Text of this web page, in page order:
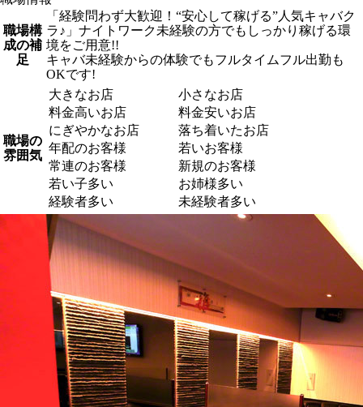
職場構
成の補
足
「経験問わず大歓迎！“安心して稼げる”人気キャバク
ラ♪」ナイトワーク未経験の方でもしっかり稼げる環
境をご用意!!
キャバ未経験からの体験でもフルタイムフル出勤も
OKです!
職場の
雰囲気
大きなお店
小さなお店
料金高いお店
料金安いお店
にぎやかなお店
落ち着いたお店
年配のお客様
若いお客様
常連のお客様
新規のお客様
若い子多い
お姉様多い
経験者多い
未経験者多い